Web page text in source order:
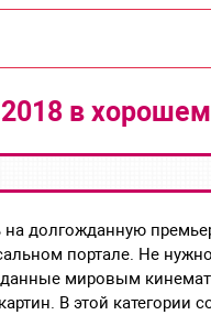
в хорошем
на долгожданную
портале. Не
мировым
В этой категории